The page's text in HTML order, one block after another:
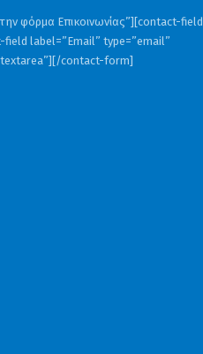
φόρμα Επικοινωνίας”][contact-field
label=”Email” type=”email”
contact-form]